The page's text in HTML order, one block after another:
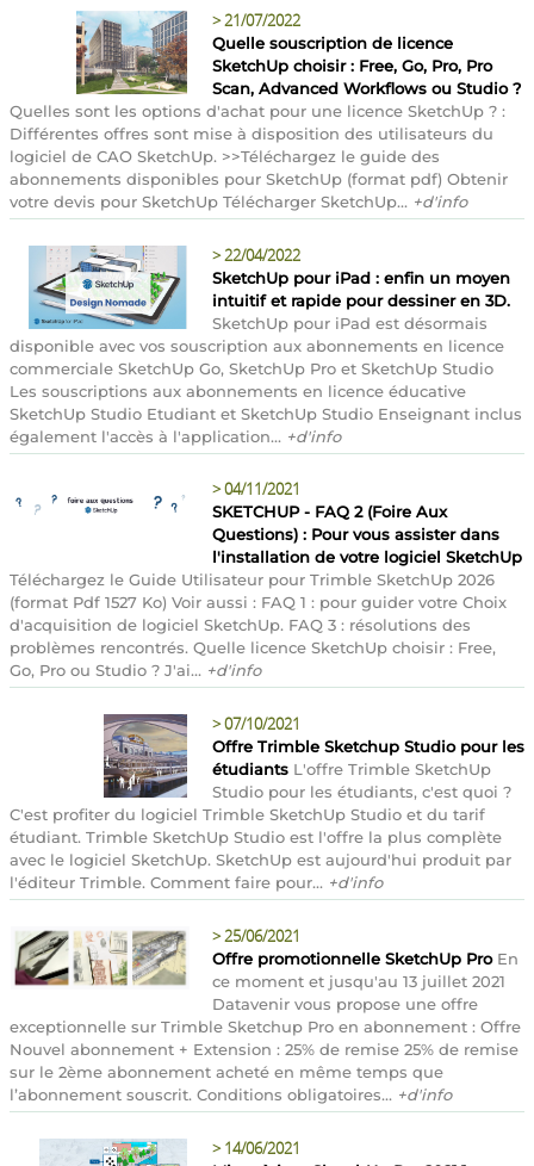
>21/07/2022
Quelle souscription de licence
SketchUp choisir : Free, Go, Pro, Pro
Scan, Advanced Workflows ou Studio ?
Quelles sont les options d'achat pour une licence SketchUp ? :
Différentes offres sont mise à disposition des utilisateurs du
logiciel de CAO SketchUp. >>Téléchargez le guide des
abonnements disponibles pour SketchUp (format pdf) Obtenir
votre devis pour SketchUp Télécharger SketchUp... +d'info
>22/04/2022
SketchUp pour iPad : enfin un moyen
intuitif et rapide pour dessiner en 3D.
SketchUp pour iPad est désormais
disponible avec vos souscription aux abonnements en licence
commerciale SketchUp Go, SketchUp Pro et SketchUp Studio
Les souscriptions aux abonnements en licence éducative
SketchUp Studio Etudiant et SketchUp Studio Enseignant inclus
également l'accès à l'application... +d'info
>04/11/2021
SKETCHUP - FAQ 2 (Foire Aux
Questions) : Pour vous assister dans
l'installation de votre logiciel SketchUp
Téléchargez le Guide Utilisateur pour Trimble SketchUp 2026
(format Pdf 1527 Ko) Voir aussi : FAQ 1 : pour guider votre Choix
d'acquisition de logiciel SketchUp. FAQ 3 : résolutions des
problèmes rencontrés. Quelle licence SketchUp choisir : Free,
Go, Pro ou Studio ? J'ai... +d'info
>07/10/2021
Offre Trimble Sketchup Studio pour les
étudiants L'offre Trimble SketchUp
Studio pour les étudiants, c'est quoi ?
C'est profiter du logiciel Trimble SketchUp Studio et du tarif
étudiant. Trimble SketchUp Studio est l'offre la plus complète
avec le logiciel SketchUp. SketchUp est aujourd'hui produit par
l'éditeur Trimble. Comment faire pour... +d'info
>25/06/2021
Offre promotionnelle SketchUp ProEn
ce moment et jusqu'au 13 juillet 2021
Datavenir vous propose une offre
exceptionnelle sur Trimble Sketchup Pro en abonnement : Offre
Nouvel abonnement + Extension : 25% de remise 25% de remise
sur le 2ème abonnement acheté en même temps que
l’abonnement souscrit. Conditions obligatoires... +d'info
> 14/06/2021